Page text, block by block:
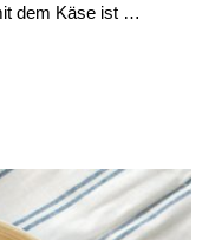
dem Käse ist …